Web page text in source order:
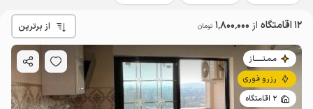
12 اقامتگاه از 1٬800٬000 تومان از برترین
مـمـتــــــاز
رزرو فوری
2 اقامتگاه